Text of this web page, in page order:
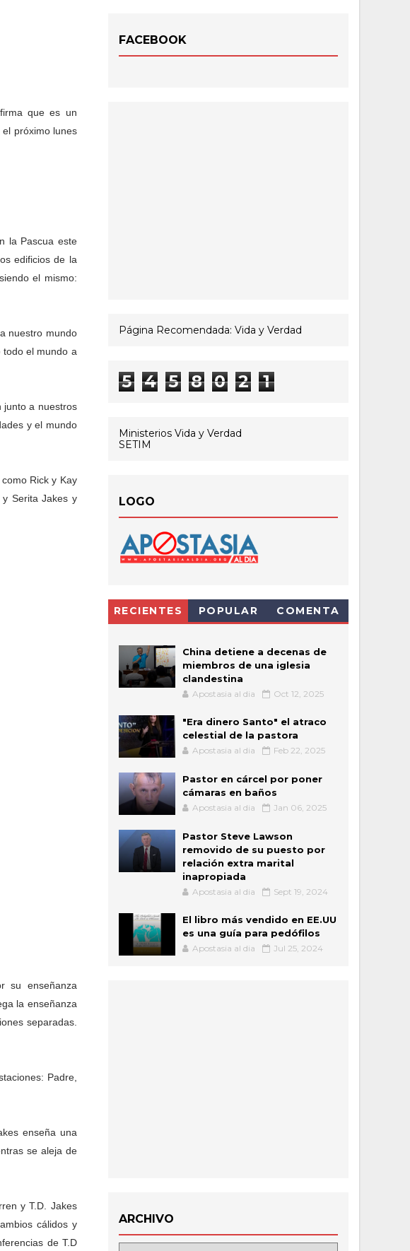
que es un
próximo lunes
la Pascua este
edificios de la
el mismo:
nuestro mundo
el mundo a
junto a nuestros
y el mundo
Rick y Kay
Serita Jakes y
su enseñanza
la enseñanza
separadas.
Padre,
enseña una
se aleja de
y T.D. Jakes
cálidos y
de T.D
FACEBOOK
Página Recomendada: Vida y Verdad
5 4 5 8 0 2 1
Ministerios Vida y Verdad
SETIM
LOGO
RECIENTES POPULAR COMENTA
China detiene a decenas de
miembros de una iglesia
clandestina
Apostasia al dia Oct 12, 2025
"Era dinero Santo" el atraco
celestial de la pastora
Apostasia al dia Feb 22, 2025
Pastor en cárcel por poner
cámaras en baños
Apostasia al dia Jan 06, 2025
Pastor Steve Lawson
removido de su puesto por
relación extra marital
inapropiada
Apostasia al dia Sept 19, 2024
El libro más vendido en EE.UU
es una guía para pedófilos
Apostasia al dia Jul 25, 2024
ARCHIVO